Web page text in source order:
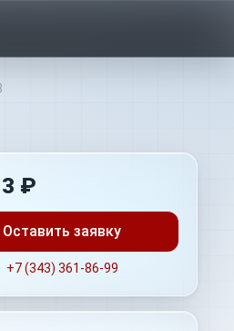
₽
Оставить заявку
+7 (343) 361-86-99